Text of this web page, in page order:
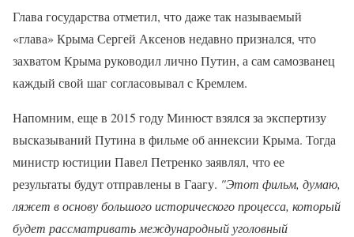
Глава государства отметил, что даже так называемый
«глава» Крыма Сергей Аксенов недавно признался, что
захватом Крыма руководил лично Путин, а сам самозванец
каждый свой шаг согласовывал с Кремлем.
Напомним, еще в 2015 году Минюст взялся за экспертизу
высказываний Путина в фильме об аннексии Крыма. Тогда
министр юстиции Павел Петренко заявлял, что ее
результаты будут отправлены в Гаагу. "Этот фильм, думаю,
ляжет в основу большого исторического процесса, который
будет рассматривать международный уголовный